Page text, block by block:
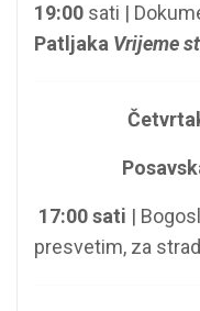
19:00 sati |
Patljaka Vrijeme
17:00 sati |
presvetim, za